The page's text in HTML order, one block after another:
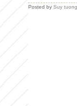
Posted by Suy